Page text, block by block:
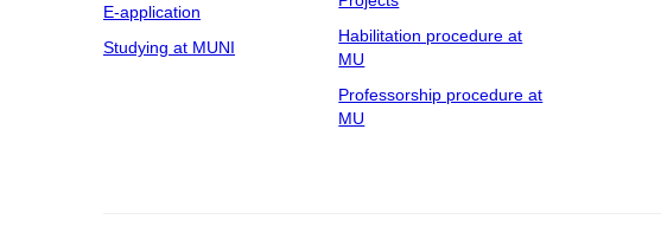
E-application
Studying at MUNI
Habilitation procedure at
MU
Professorship procedure at
MU